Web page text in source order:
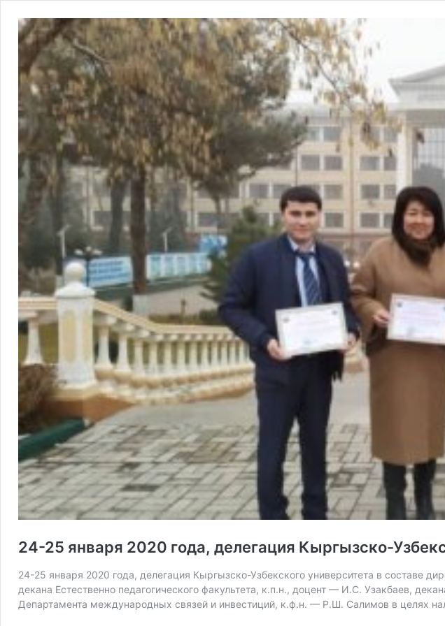
24-25 января 2020 года, делегация Кыргызско-
24-25 января 2020 года, делегация Кыргызско-Узбекского университета в составе
декана Естественно педагогического факультета, к.п.н., доцент — И.С. Узакбаев,
Департамента международных связей и инвестиций, к.ф.н. — Р.Ш. Салимов в целях